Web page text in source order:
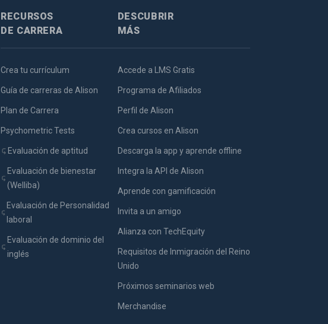
RECURSOS
DE CARRERA
Crea tu currículum
Guía de carreras de Alison
Plan de Carrera
Psychometric Tests
Evaluación de aptitud
Evaluación de bienestar
(Welliba)
Evaluación de Personalidad
laboral
Evaluación de dominio del
inglés
DESCUBRIR
MÁS
Accede a LMS Gratis
Programa de Afiliados
Perfil de Alison
Crea cursos en Alison
Descarga la app y aprende offline
Integra la API de Alison
Aprende con gamificación
Invita a un amigo
Alianza con TechEquity
Requisitos de Inmigración del Reino
Unido
Próximos seminarios web
Merchandise